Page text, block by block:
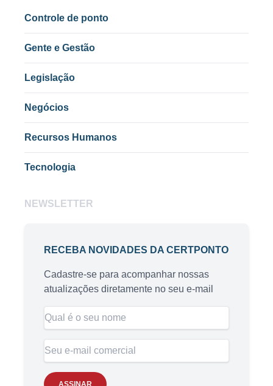
Controle de ponto
Gente e Gestão
Legislação
Negócios
Recursos Humanos
Tecnologia
NEWSLETTER
RECEBA NOVIDADES DA CERTPONTO
Cadastre-se para acompanhar nossas
atualizações diretamente no seu e-mail